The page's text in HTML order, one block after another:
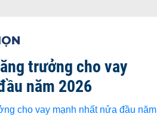
trưởng cho vay
năm 2026